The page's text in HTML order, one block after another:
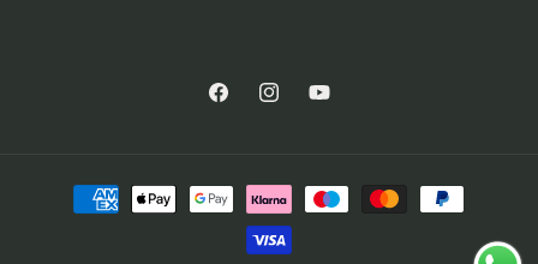
FacebookInstagramYouTube
Betaalmethoden